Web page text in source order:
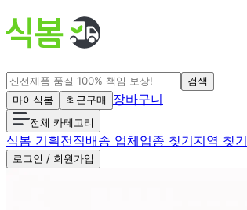
검색
마이식봄
최근구매 장바구니
전체 카테고리
식봄 기획전직배송 업체업종 찾기지역 찾기
로그인 / 회원가입